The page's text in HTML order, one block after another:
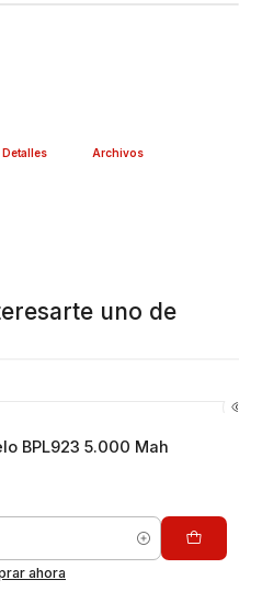
Detalles Archivos
uno de
BPL923 5.000 Mah
ahora